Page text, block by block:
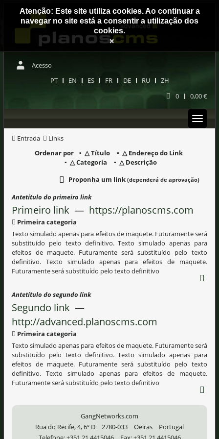
Acesso
PT
EN ES FR DE RU
ZH
0
0,00 €
Entrada
Links
Ordenar por
Título
Endereço do Link
Categoria
Descrição
Proponha um link (dependerá de aprovação)
Antetítulo do primeiro link
Primeiro link — https://planoscms.com
Primeira categoria
Texto simulado apenas para efeitos de maquete. Futuramente será
substituído pelo texto definitivo. Texto simulado apenas para
efeitos de maquete. Futuramente será substituído pelo texto
definitivo. Texto simulado apenas para efeitos de maquete.
Futuramente será substituído pelo texto definitivo
Antetítulo do segundo link
Segundo link —
http://advanced.planoscms.com
Primeira categoria
Texto simulado apenas para efeitos de maquete. Futuramente será
substituído pelo texto definitivo. Texto simulado apenas para
efeitos de maquete. Futuramente será substituído pelo texto
definitivo. Texto simulado apenas para efeitos de maquete.
Futuramente será substituído pelo texto definitivo
GangNetworks.com
Rua do Recife, 4, 6º D
2780-033 Oeiras
Portugal
Atenção: Este site utiliza cookies. Ao continuar a
navegar no site está a consentir a utilização dos
cookies.
×